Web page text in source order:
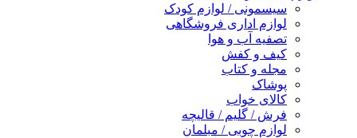
سیسمونی / لوازم کودک
لوازم اداری فروشگاهی
تصفیه آب و هوا
کیف و کفش
مجله و کتاب
پوشاک
کالای خواب
فرش / گلیم / قالیچه
لوازم چوبی / مبلمان